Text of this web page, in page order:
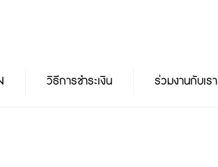
วิธีการชำระเงิน ร่วมงานกับเรา